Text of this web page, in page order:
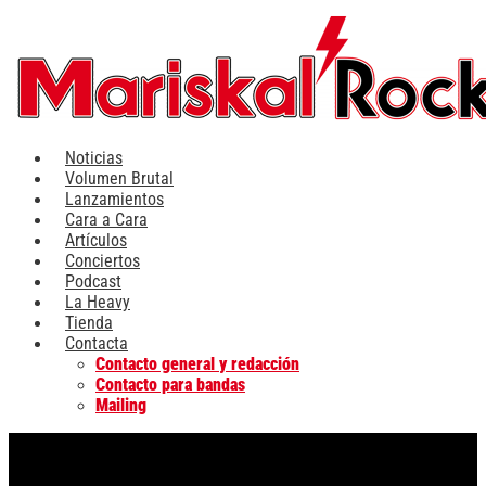
contenido
Noticias
Volumen Brutal
Lanzamientos
Cara a Cara
Artículos
Conciertos
Podcast
La Heavy
Tienda
Contacta
Contacto general y redacción
Contacto para bandas
Mailing